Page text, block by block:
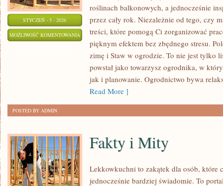
STYCZEŃ - 5 - 2026
MOŻLIWOŚĆ KOMENTOWANIA UPRAWA
OWOCÓW
MIĘKKICH
roślinach balkonowych, a jednocześnie
przez cały rok. Niezależnie od tego, czy
treści, które pomogą Ci zorganizować
pięknym efektem bez zbędnego stresu.
zimę i Staw w ogrodzie. To nie jest tylko
powstał jako towarzysz ogrodnika, w
jak i planowanie. Ogrodnictwo bywa
Read More ]
POSTED BY ADMIN
Fakty i Mity
Lekkowkuchni to zakątek dla osób, które
jednocześnie bardziej świadomie. To